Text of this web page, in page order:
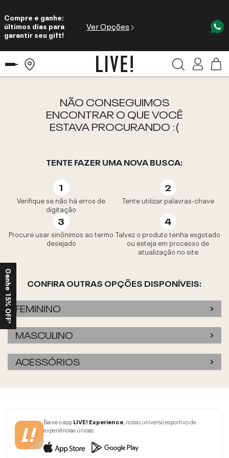
Compre e ganhe:
últimos dias para
garantir seu gift!
Ver Opções
NÃO CONSEGUIMOS
ENCONTRAR O QUE VOCÊ
ESTAVA PROCURANDO :(
TENTE FAZER UMA NOVA BUSCA:
Verifique se não há erros de
digitação
Tente utilizar palavras-chave
Procure usar sinônimos ao termo
desejado
Talvez o produto tenha esgotado
ou esteja em processo de
atualização no site
CONFIRA OUTRAS OPÇÕES DISPONÍVEIS:
FEMININO
MASCULINO
ACESSÓRIOS
Baixe o appLIVE! Experience, nosso universo esportivo de
experiências únicas.
Ganhe 15% OFF*